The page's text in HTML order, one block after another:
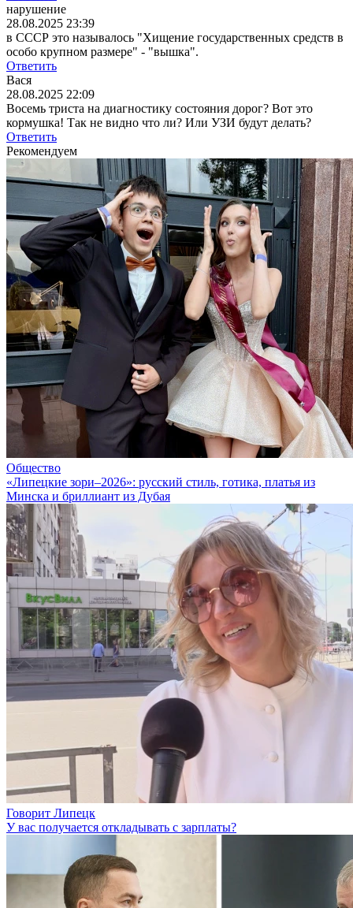
нарушение
28.08.2025 23:39
в СССР это называлось "Хищение государственных средств в
особо крупном размере" - "вышка".
Ответить
Вася
28.08.2025 22:09
Восемь триста на диагностику состояния дорог? Вот это
кормушка! Так не видно что ли? Или УЗИ будут делать?
Ответить
Рекомендуем
Общество
«Липецкие зори–2026»: русский стиль, готика, платья из
Минска и бриллиант из Дубая
Говорит Липецк
У вас получается откладывать с зарплаты?